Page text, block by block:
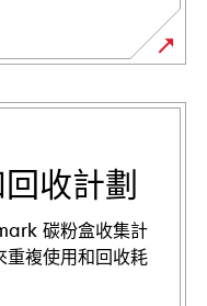
收計劃
碳粉盒收集計
複使用和回收耗